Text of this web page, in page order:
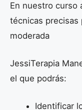
En nuestro curso
técnicas precisas
moderada
JessiTerapia
el que podrás:
Identificar